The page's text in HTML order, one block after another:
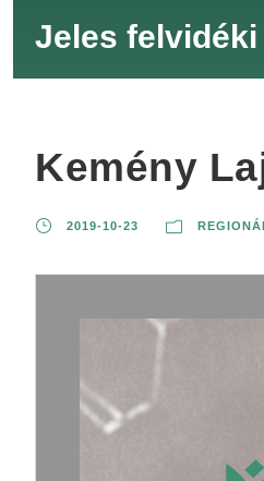
Jeles
Kemény
2019-10-23